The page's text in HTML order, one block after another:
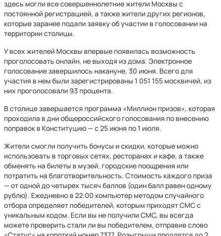
здесь могли все совершеннолетние жители Москвы с
постоянной регистрацией, а также жители других регионов,
которые заранее подали заявку об участии в голосовании на
территории столицы.
У всех жителей Москвы впервые появилась возможность
проголосовать онлайн, не выходя из дома. Электронное
голосование завершилось накануне, 30 июня. Всего для
участия в нем были зарегистрированы 1 051 155 москвичей, из
них проголосовали 93 процента.
В столице завершается программа «Миллион призов», которая
проходила в дни общероссийского голосования по внесению
поправок в Конституцию — с 25 июня по 1 июля.
Жители смогли получить бонусы и скидки, которые можно
использовать в торговых сетях, ресторанах и кафе, а также
обменять на билеты в музей, городские поощрения или
потратить на благотворительность. Стоимость каждого приза
— от одной до четырех тысяч баллов (один балл равен одному
рублю). Ежедневно в 22:00 компьютер методом случайного
отбора определяет победителей, которым приходят СМС с
уникальным кодом. Если вы не получили СМС, вы всегда
можете проверить стали ли вы победителем, отправив слово